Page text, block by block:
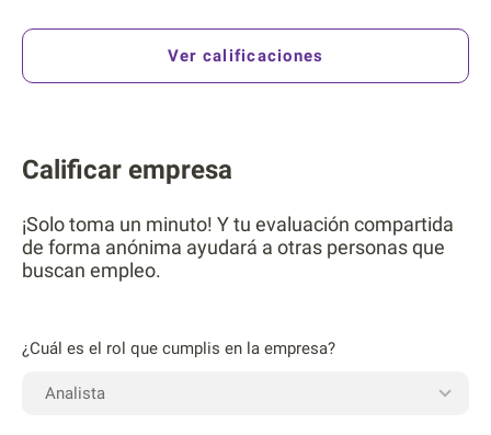
Ver calificaciones
Calificar empresa
¡Solo toma un minuto! Y tu evaluación compartida
de forma anónima ayudará a otras personas que
buscan empleo.
¿Cuál es el rol que cumplis en la empresa?